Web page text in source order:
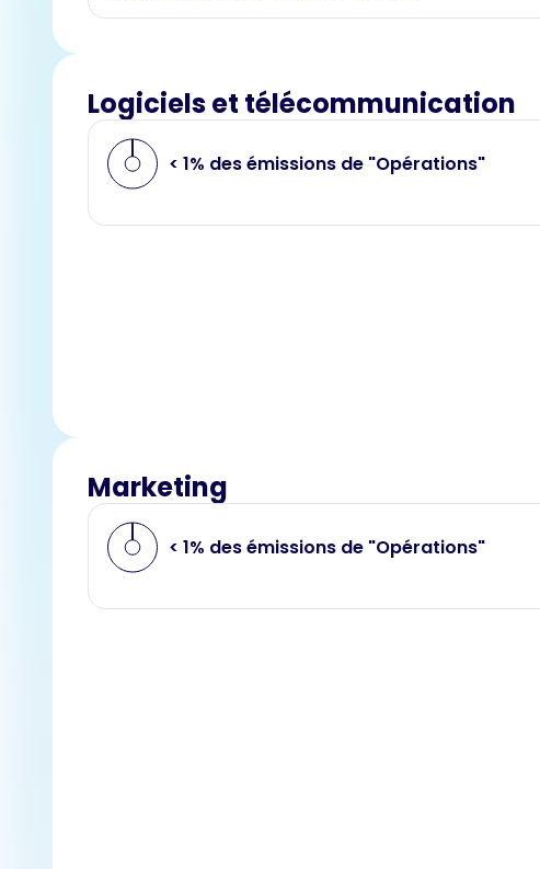
Logiciels et télécommunication
< 1% des émissions de "Opérations"
Marketing
< 1% des émissions de "Opérations"